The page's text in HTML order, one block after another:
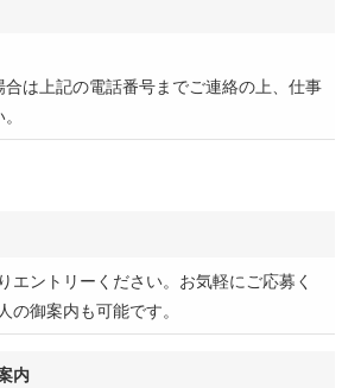
は上記の電話番号までご連絡の上、仕事
エントリーください。お気軽にご応募く
の御案内も可能です。
内